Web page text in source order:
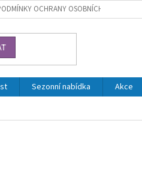
OCHRANY OSOBNÍCH ÚDAJŮ
Sezonní nabídka Akce